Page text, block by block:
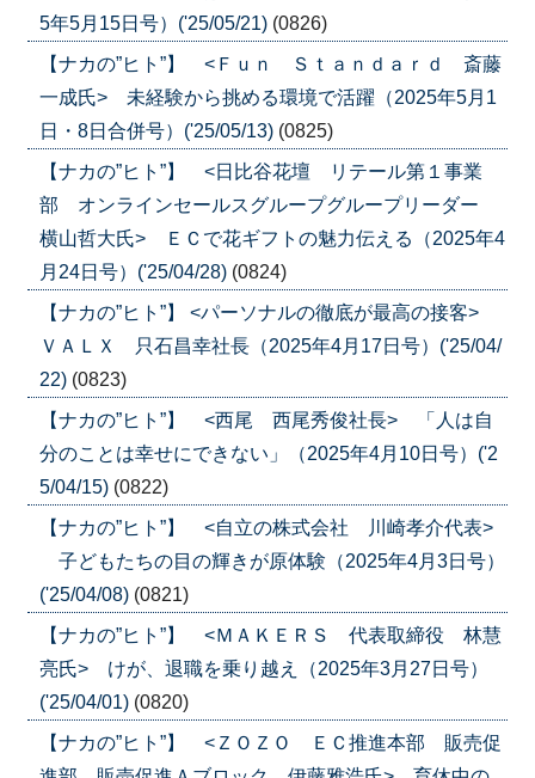
5年5月15日号）('25/05/21) (0826)
【ナカの”ヒト”】 <Ｆｕｎ Ｓｔａｎｄａｒｄ 斎藤
一成氏> 未経験から挑める環境で活躍（2025年5月1
日・8日合併号）('25/05/13) (0825)
【ナカの”ヒト”】 <日比谷花壇 リテール第１事業
部 オンラインセールスグループグループリーダー
横山哲大氏> ＥＣで花ギフトの魅力伝える（2025年4
月24日号）('25/04/28) (0824)
【ナカの”ヒト”】 <パーソナルの徹底が最高の接客>
ＶＡＬＸ 只石昌幸社長（2025年4月17日号）('25/04/
22) (0823)
【ナカの”ヒト”】 <西尾 西尾秀俊社長> 「人は自
分のことは幸せにできない」（2025年4月10日号）('2
5/04/15) (0822)
【ナカの”ヒト”】 <自立の株式会社 川崎孝介代表>
子どもたちの目の輝きが原体験（2025年4月3日号）
('25/04/08) (0821)
【ナカの”ヒト”】 <ＭＡＫＥＲＳ 代表取締役 林慧
亮氏> けが、退職を乗り越え（2025年3月27日号）
('25/04/01) (0820)
【ナカの”ヒト”】 <ＺＯＺＯ ＥＣ推進本部 販売促